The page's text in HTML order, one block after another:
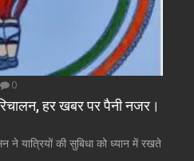
0
हर खबर पर पैनी नजर।
ने यात्रियों की सुबिधा को ध्यान में रखते